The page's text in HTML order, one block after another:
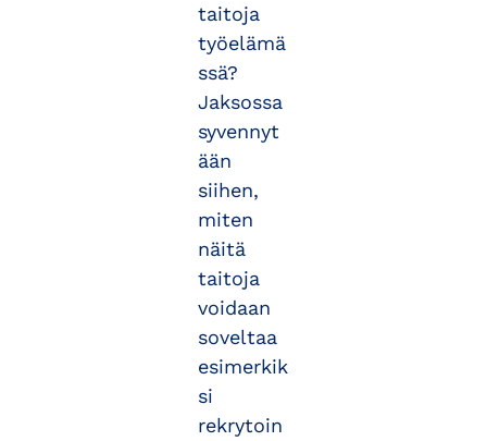
taitoja
työelämä
ssä?
Jaksossa
syvennyt
ään
siihen,
miten
näitä
taitoja
voidaan
soveltaa
esimerkik
si
rekrytoin